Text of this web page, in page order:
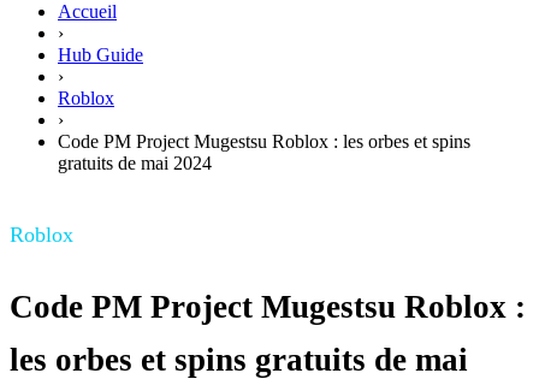
Accueil
›
Hub Guide
›
Roblox
›
Code PM Project Mugestsu Roblox : les orbes et spins
gratuits de mai 2024
Roblox
Code PM Project Mugestsu Roblox :
les orbes et spins gratuits de mai